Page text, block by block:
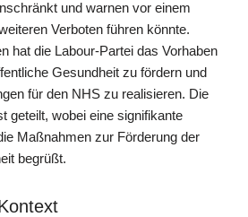
und warnen vor einem
Verboten führen könnte.
hat die Labour-Partei das Vorhaben
Gesundheit zu fördern und
für den NHS zu realisieren. Die
geteilt, wobei eine signifikante
Maßnahmen zur Förderung der
begrüßt.